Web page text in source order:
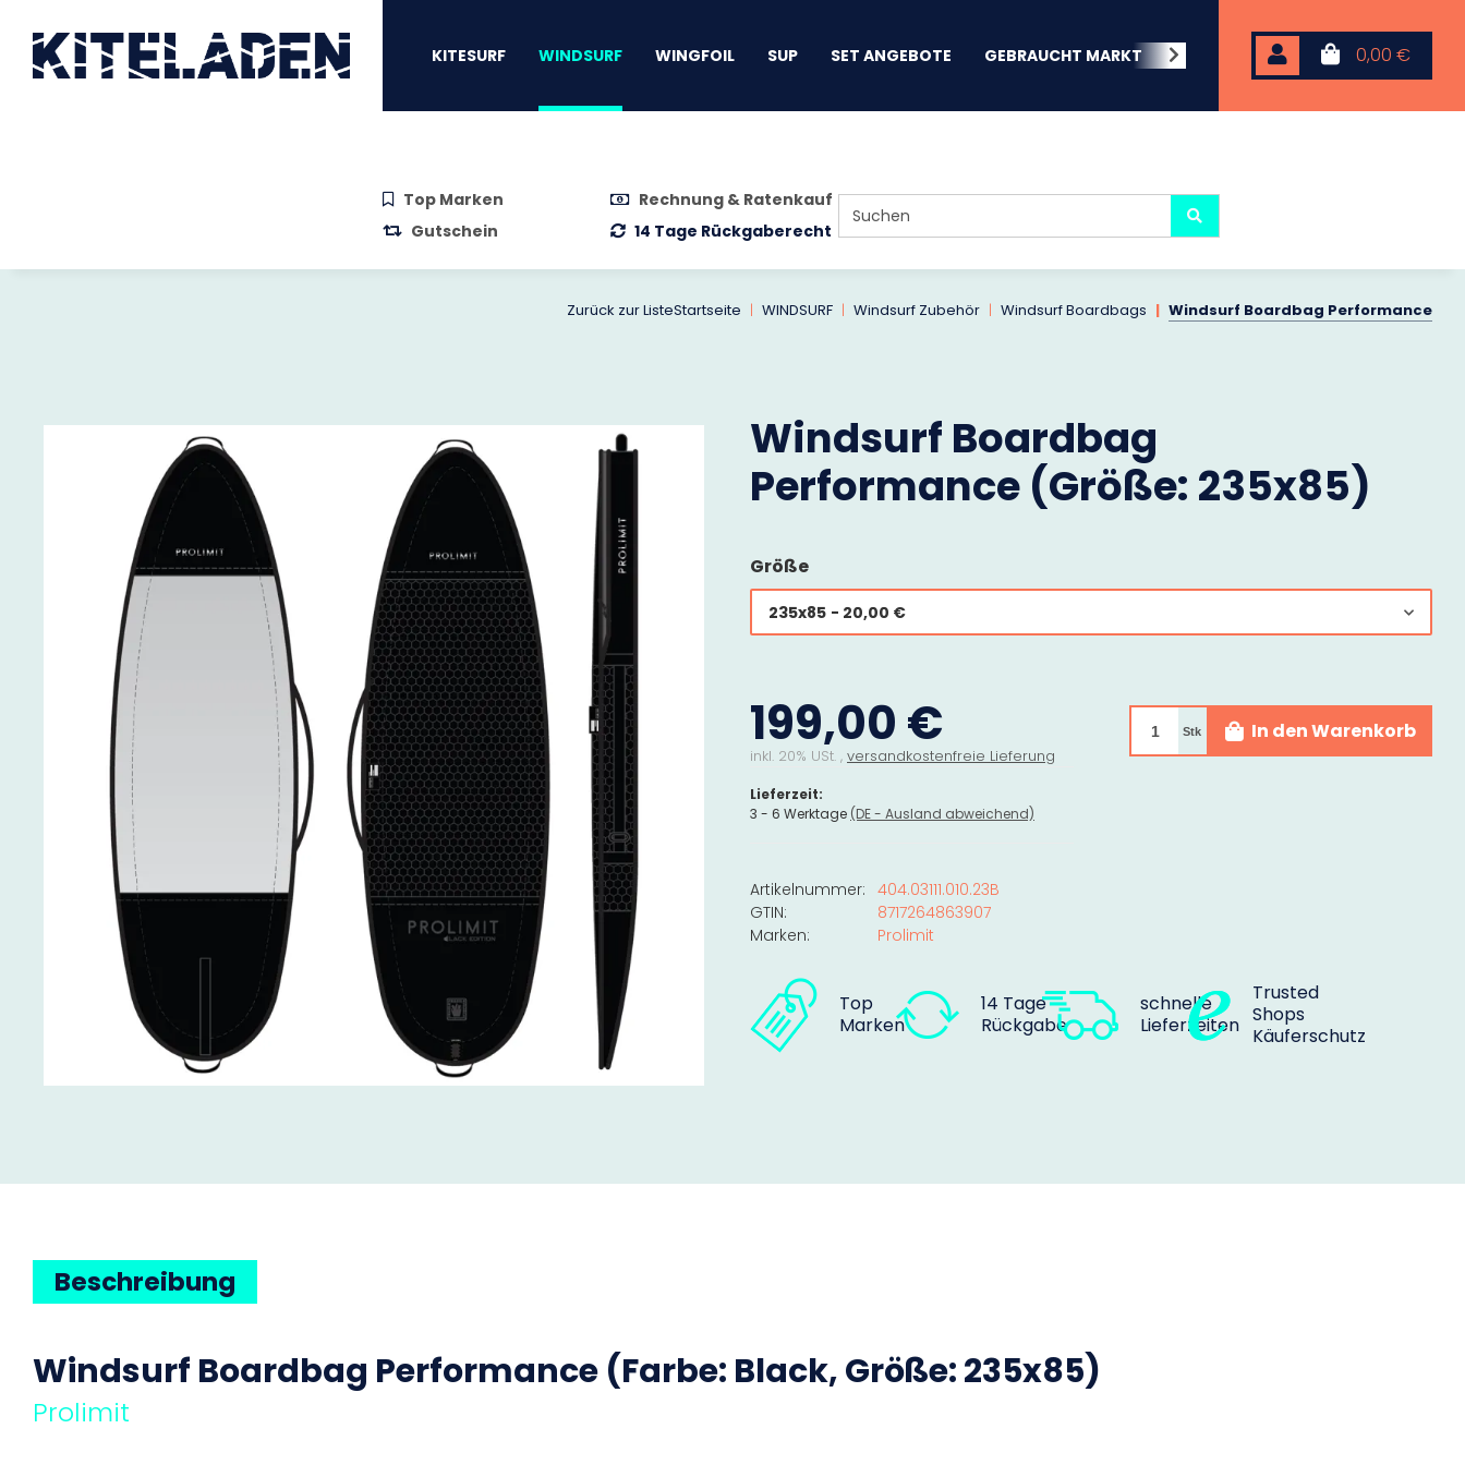
0,00 €
KITESURF WINDSURF WINGFOIL SUP SET ANGEBOTE GEBRAUCHT MARKT BEACHWEAR NEOPREN
Top Marken
Rechnung & Ratenkauf
Gutschein
14 Tage Rückgaberecht
Zurück zur ListeStartseite WINDSURF Windsurf Zubehör Windsurf Boardbags Windsurf Boardbag Performance
Windsurf Boardbag
Performance (Größe: 235x85)
Größe
235x85 - 20,00 €
199,00 €
inkl. 20% USt. , versandkostenfreie Lieferung
Lieferzeit:
3 - 6 Werktage (DE - Ausland abweichend)
Stk In den Warenkorb
Artikelnummer: 404.03111.010.23B
GTIN:
8717264863907
Marken:
Prolimit
Top
Marken
14 Tage
Rückgabe
schnelle
Lieferzeiten
Trusted
Shops
Käuferschutz
Beschreibung
Windsurf Boardbag Performance (Farbe: Black, Größe: 235x85)
Prolimit